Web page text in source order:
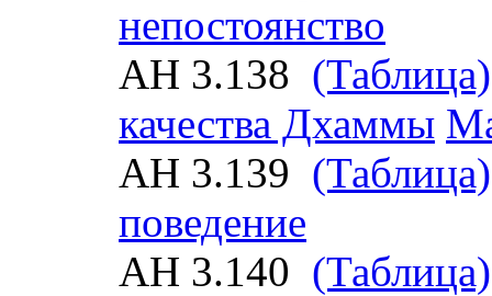
непостоянство
АН 3.138 (Таблица)
качества Дхаммы
АН 3.139 (Таблица)
поведение
АН 3.140 (Таблица)